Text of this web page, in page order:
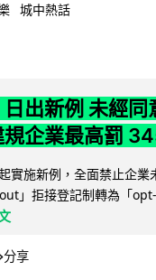
城中熱話
日出新例 未經同
企業最高罰
實施新例，全面禁止企業
」拒接登記制轉為「
分享